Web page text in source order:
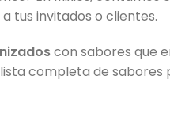
tus invitados o clientes.
con sabores que
completa de